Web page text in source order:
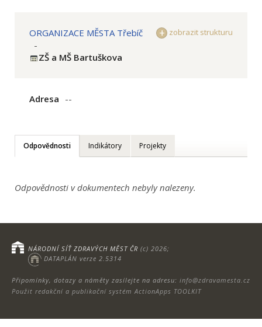
zobrazit strukturu
ORGANIZACE MĚSTA Třebíč
-
ZŠ a MŠ Bartuškova
Adresa --
Odpovědnosti Indikátory Projekty
Odpovědnosti v dokumentech nebyly nalezeny.
Připomínky, dotazy a náměty zasílejte na adresu: info@zdravamesta.cz
Použit redakční a publikační systém ActionApps TOOLKIT
NÁRODNÍ SÍŤ ZDRAVÝCH MĚST ČR (c) 2026;
DATAPLÁN verze 2.5314